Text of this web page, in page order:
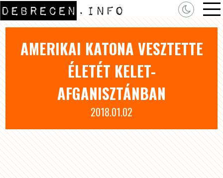
AMERIKAI KATONA VESZTETTE
ÉLETÉT KELET-
AFGANISZTÁNBAN
2018.01.02